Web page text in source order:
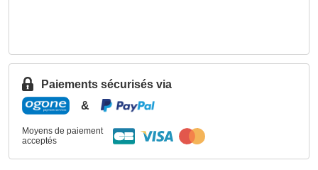
Paiements sécurisés via
&
Moyens de paiement
acceptés